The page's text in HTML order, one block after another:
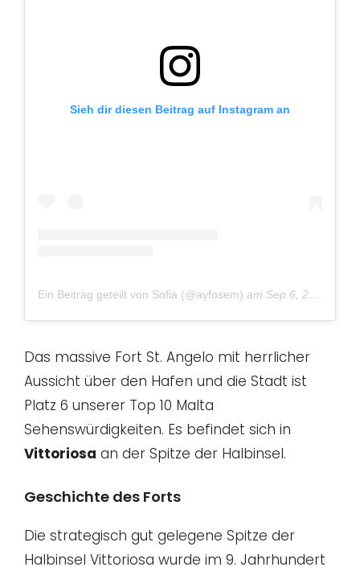
Sieh dir diesen Beitrag auf Instagram an
Ein Beitrag geteilt von Sofia (@ayfosem) am Sep 6, 2018 um 12:53 PDT
Das massive Fort St. Angelo mit herrlicher
Aussicht über den Hafen und die Stadt ist
Platz 6 unserer Top 10 Malta
Sehenswürdigkeiten. Es befindet sich in
Vittoriosa an der Spitze der Halbinsel.
Geschichte des Forts
Die strategisch gut gelegene Spitze der
Halbinsel Vittoriosa wurde im 9. Jahrhundert